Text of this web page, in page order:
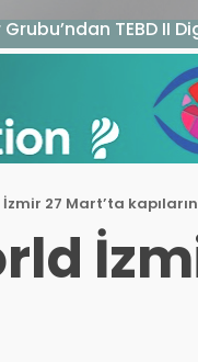
TEBD II
27 Mart’ta